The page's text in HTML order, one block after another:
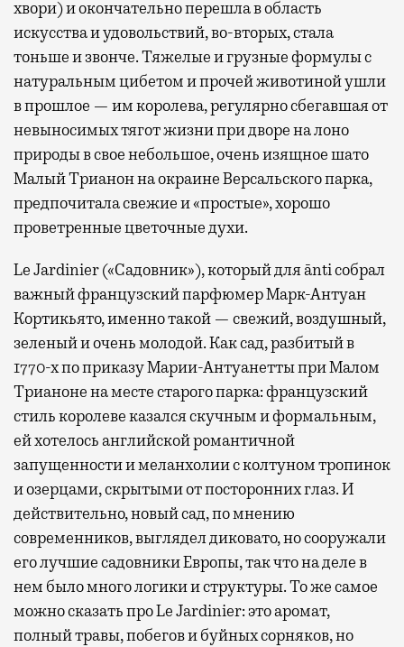
хвори) и окончательно перешла в область
искусства и удовольствий, во-вторых, стала
тоньше и звонче. Тяжелые и грузные формулы с
натуральным цибетом и прочей животиной ушли
в прошлое — им королева, регулярно cбегавшая от
невыносимых тягот жизни при дворе на лоно
природы в свое небольшое, очень изящное шато
Малый Трианон на окраине Версальского парка,
предпочитала свежие и «простые», хорошо
проветренные цветочные духи.
Le Jardinier («Садовник»), который для ānti собрал
важный французский парфюмер Марк-Антуан
Кортикьято, именно такой — свежий, воздушный,
зеленый и очень молодой. Как сад, разбитый в
1770-х по приказу Марии-Антуанетты при Малом
Трианоне на месте старого парка: французский
стиль королеве казался скучным и формальным,
ей хотелось английской романтичной
запущенности и меланхолии с колтуном тропинок
и озерцами, скрытыми от посторонних глаз. И
действительно, новый сад, по мнению
современников, выглядел диковато, но сооружали
его лучшие садовники Европы, так что на деле в
нем было много логики и структуры. То же самое
можно сказать про Le Jardinier: это аромат,
полный травы, побегов и буйных сорняков, но